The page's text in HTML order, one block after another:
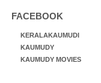
FACEBOOK
KERALAKAUMUDI
KAUMUDY
KAUMUDY MOVIES